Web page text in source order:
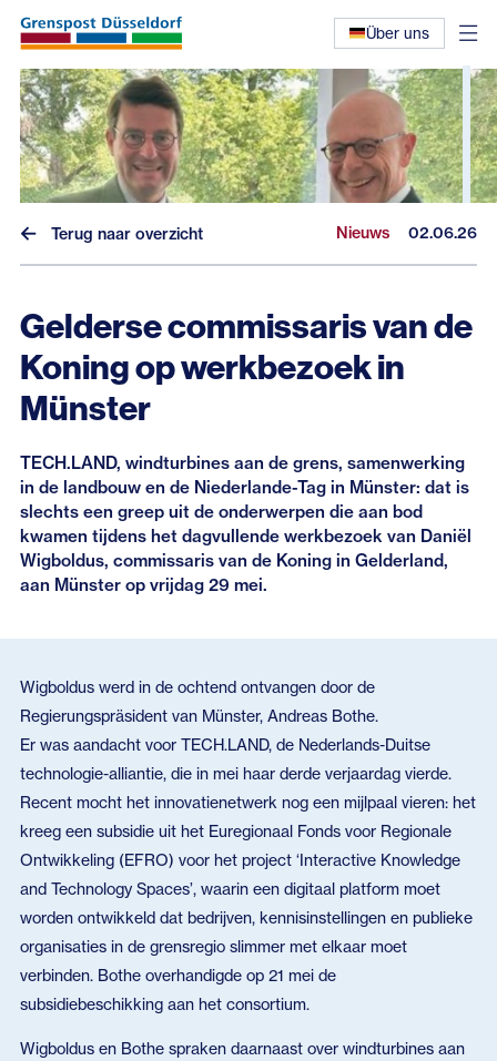
Über uns
Nieuws
Eerdere nieuwsbrieven
Terug naar overzicht Nieuws 02.06.26
Gelderse commissaris van de
Koning op werkbezoek in
Münster
TECH.LAND, windturbines aan de grens, samenwerking
in de landbouw en de Niederlande-Tag in Münster: dat is
slechts een greep uit de onderwerpen die aan bod
kwamen tijdens het dagvullende werkbezoek van Daniël
Wigboldus, commissaris van de Koning in Gelderland,
aan Münster op vrijdag 29 mei.
Wigboldus werd in de ochtend ontvangen door de
Regierungspräsident van Münster, Andreas Bothe.
Er was aandacht voor TECH.LAND, de Nederlands-Duitse
technologie-alliantie, die in mei haar derde verjaardag vierde.
Recent mocht het innovatienetwerk nog een mijlpaal vieren: het
kreeg een subsidie uit het Euregionaal Fonds voor Regionale
Ontwikkeling (EFRO) voor het project ‘Interactive Knowledge
and Technology Spaces’, waarin een digitaal platform moet
worden ontwikkeld dat bedrijven, kennisinstellingen en publieke
organisaties in de grensregio slimmer met elkaar moet
verbinden. Bothe overhandigde op 21 mei de
subsidiebeschikking aan het consortium.
Wigboldus en Bothe spraken daarnaast over windturbines aan